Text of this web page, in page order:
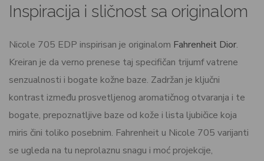
Inspiracija i sličnost sa originalom
Nicole 705 EDP inspirisan je originalom Fahrenheit Dior.
Kreiran je da verno prenese taj specifičan trijumf vatrene
senzualnosti i bogate kožne baze. Zadržan je ključni
kontrast između prosvetljenog aromatičnog otvaranja i te
bogate, prepoznatljive baze od kože i lista ljubičice koja
miris čini toliko posebnim. Fahrenheit u Nicole 705 varijanti
se ugleda na tu neprolaznu snagu i moć projekcije,